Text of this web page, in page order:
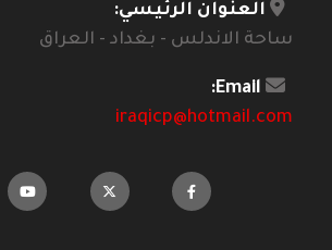
العنوان الرئيسي:
ساحة الاندلس - بغداد - العراق
Email:
iraqicp@hotmail.com